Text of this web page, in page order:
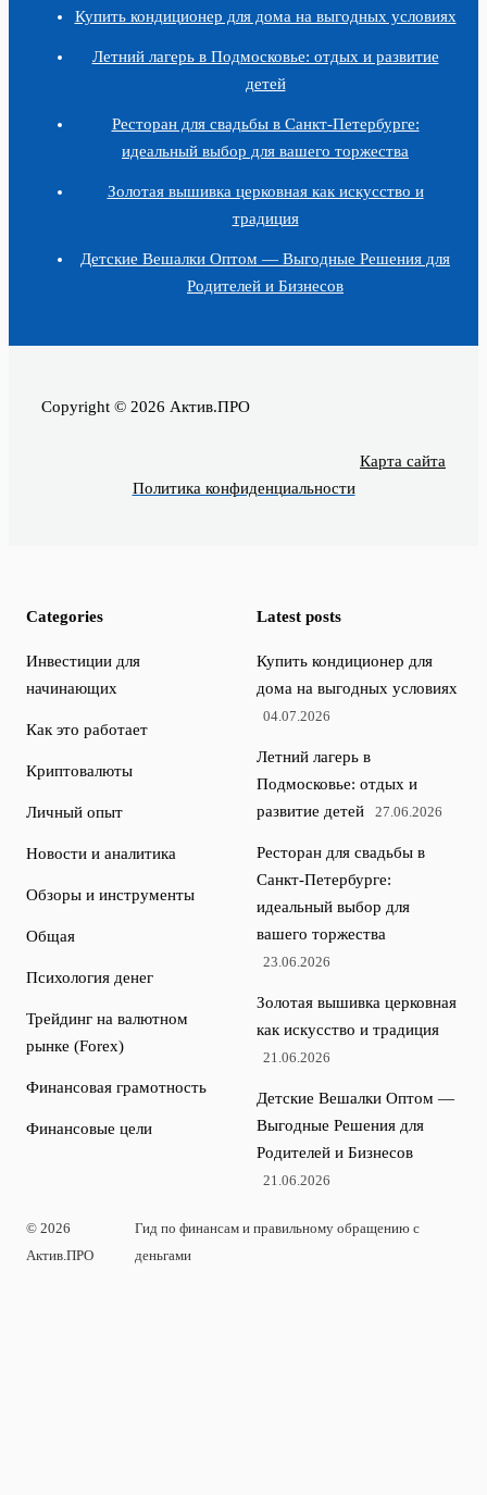
Купить кондиционер для дома на выгодных условиях
Летний лагерь в Подмосковье: отдых и развитие
детей
Ресторан для свадьбы в Санкт-Петербурге:
идеальный выбор для вашего торжества
Золотая вышивка церковная как искусство и
традиция
Детские Вешалки Оптом — Выгодные Решения для
Родителей и Бизнесов
Copyright © 2026 Актив.ПРО
Карта сайта
Политика конфиденциальности
Categories
Инвестиции для
начинающих
Как это работает
Криптовалюты
Личный опыт
Новости и аналитика
Обзоры и инструменты
Общая
Психология денег
Трейдинг на валютном
рынке (Forex)
Финансовая грамотность
Финансовые цели
Latest posts
Купить кондиционер для
дома на выгодных условиях
04.07.2026
Летний лагерь в
Подмосковье: отдых и
развитие детей
27.06.2026
Ресторан для свадьбы в
Санкт-Петербурге:
идеальный выбор для
вашего торжества
23.06.2026
Золотая вышивка церковная
как искусство и традиция
21.06.2026
Детские Вешалки Оптом —
Выгодные Решения для
Родителей и Бизнесов
21.06.2026
© 2026
Актив.ПРО
Гид по финансам и правильному обращению с
деньгами